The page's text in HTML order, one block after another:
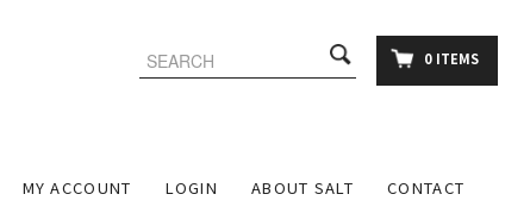
0 ITEMS
MY ACCOUNT LOGIN ABOUT SALT CONTACT